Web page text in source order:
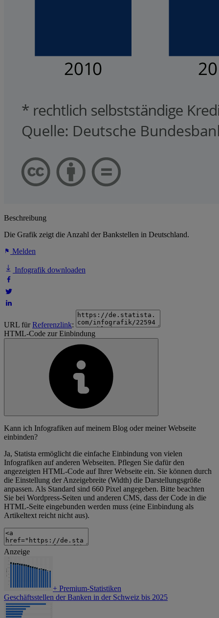
Beschreibung
Die Grafik zeigt die Anzahl der Bankstellen in Deutschland.
Melden
Infografik downloaden
URL fürReferenzlink:
HTML-Code zur Einbindung
Kann ich Infografiken auf meinem Blog oder meiner Webseite
einbinden?
Ja, Statista ermöglicht die einfache Einbindung von vielen
Infografiken auf anderen Webseiten. Pflegen Sie dafür den
angezeigten HTML-Code auf Ihrer Webseite ein. Sie können durch
die Einstellung der Anzeigebreite (Width) die Darstellungsgröße
anpassen. Als Standard sind 660 Pixel angegeben. Bitte beachten
Sie bei Wordpress-Seiten und anderen CMS, dass der Code in die
HTML-Seite eingebunden werden muss (eine Einbindung als
Artikeltext reicht nicht aus).
Anzeige
+ Premium-Statistiken
Geschäftsstellen der Banken in der Schweiz bis 2025